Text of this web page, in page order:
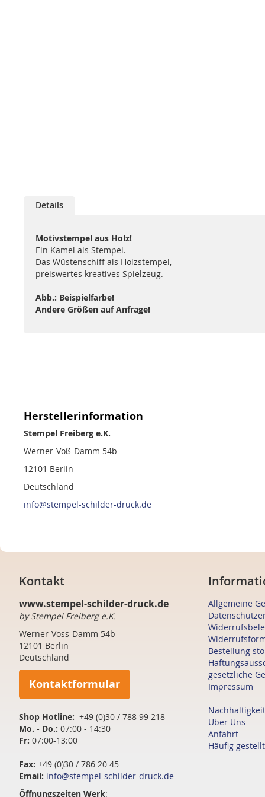
Details
Motivstempel aus Holz!
Ein Kamel als Stempel.
Das Wüstenschiff als Holzstempel,
preiswertes kreatives Spielzeug.
Abb.: Beispielfarbe!
Andere Größen auf Anfrage!
Herstellerinformation
Stempel Freiberg e.K.
Werner-Voß-Damm 54b
12101 Berlin
Deutschland
info@stempel-schilder-druck.de
Kontakt
www.stempel-schilder-druck.de
by Stempel Freiberg e.K.
Werner-Voss-Damm 54b
12101 Berlin
Deutschland
Kontaktformular
Shop Hotline: +49 (0)30 / 788 99 218
Mo. - Do.: 07:00 - 14:30
Fr: 07:00-13:00
Fax: +49 (0)30 / 786 20 45
Email: info@stempel-schilder-druck.de
Öffnungszeiten Werk:
Allgemeine
Bestellung
gesetzliche
Impressum
Nachhaltigkeit
Über Uns
Anfahrt
Häufig